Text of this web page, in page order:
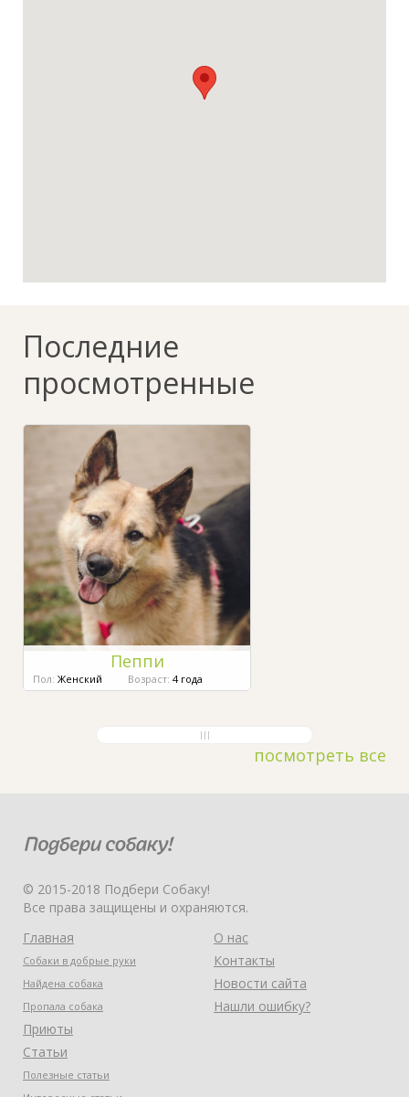
Последние
просмотренные
Пеппи
Пол: Женский Возраст: 4 года
посмотреть все
© 2015-2018 Подбери Собаку!
Все права защищены и охраняются.
Главная
Собаки в добрые руки
Найдена собака
Пропала собака
Приюты
Статьи
Полезные статьи
О нас
Контакты
Новости сайта
Нашли ошибку?